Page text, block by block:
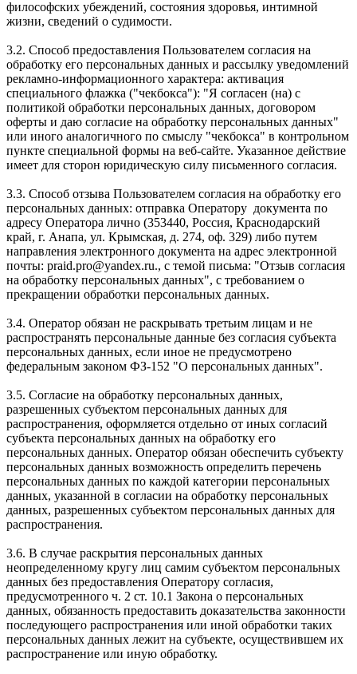
философских убеждений, состояния здоровья, интимной
жизни, сведений о судимости.
3.2. Способ предоставления Пользователем согласия на
обработку его персональных данных и рассылку уведомлений
рекламно-информационного характера: активация
специального флажка ("чекбокса"): "Я согласен (на) с
политикой обработки персональных данных, договором
оферты и даю согласие на обработку персональных данных"
или иного аналогичного по смыслу "чекбокса" в контрольном
пункте специальной формы на веб-сайте. Указанное действие
имеет для сторон юридическую силу письменного согласия.
3.3. Способ отзыва Пользователем согласия на обработку его
персональных данных: отправка Оператору документа по
адресу Оператора лично (353440, Россия, Краснодарский
край, г. Анапа, ул. Крымская, д. 274, оф. 329) либо путем
направления электронного документа на адрес электронной
почты: praid.pro@yandex.ru., с темой письма: "Отзыв согласия
на обработку персональных данных", с требованием о
прекращении обработки персональных данных.
3.4. Оператор обязан не раскрывать третьим лицам и не
распространять персональные данные без согласия субъекта
персональных данных, если иное не предусмотрено
федеральным законом ФЗ-152 "О персональных данных".
3.5. Согласие на обработку персональных данных,
разрешенных субъектом персональных данных для
распространения, оформляется отдельно от иных согласий
субъекта персональных данных на обработку его
персональных данных. Оператор обязан обеспечить субъекту
персональных данных возможность определить перечень
персональных данных по каждой категории персональных
данных, указанной в согласии на обработку персональных
данных, разрешенных субъектом персональных данных для
распространения.
3.6. В случае раскрытия персональных данных
неопределенному кругу лиц самим субъектом персональных
данных без предоставления Оператору согласия,
предусмотренного ч. 2 ст. 10.1 Закона о персональных
данных, обязанность предоставить доказательства законности
последующего распространения или иной обработки таких
персональных данных лежит на субъекте, осуществившем их
распространение или иную обработку.